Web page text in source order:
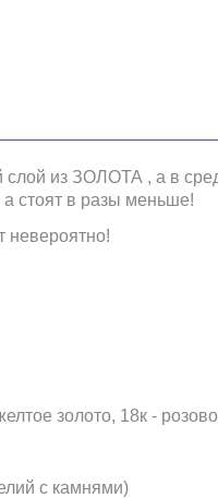
слой из ЗОЛОТА , а в
стоят в разы меньше!
невероятно!
золото, 18к -
с камнями)